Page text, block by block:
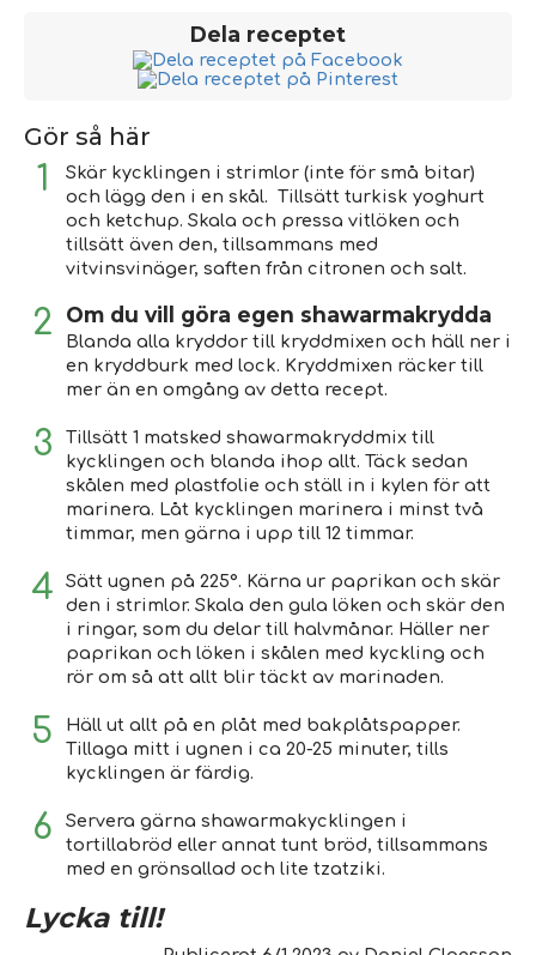
Dela receptet
Gör så här
Skär kycklingen i strimlor (inte för små bitar)
och lägg den i en skål. Tillsätt turkisk yoghurt
och ketchup. Skala och pressa vitlöken och
tillsätt även den, tillsammans med
vitvinsvinäger, saften från citronen och salt.
Om du vill göra egen shawarmakrydda
Blanda alla kryddor till kryddmixen och häll ner i
en kryddburk med lock. Kryddmixen räcker till
mer än en omgång av detta recept.
Tillsätt 1 matsked shawarmakryddmix till
kycklingen och blanda ihop allt. Täck sedan
skålen med plastfolie och ställ in i kylen för att
marinera. Låt kycklingen marinera i minst två
timmar, men gärna i upp till 12 timmar.
Sätt ugnen på 225°. Kärna ur paprikan och skär
den i strimlor. Skala den gula löken och skär den
i ringar, som du delar till halvmånar. Häller ner
paprikan och löken i skålen med kyckling och
rör om så att allt blir täckt av marinaden.
Häll ut allt på en plåt med bakplåtspapper.
Tillaga mitt i ugnen i ca 20-25 minuter, tills
kycklingen är färdig.
Servera gärna shawarmakycklingen i
tortillabröd eller annat tunt bröd, tillsammans
med en grönsallad och lite tzatziki.
Lycka till!